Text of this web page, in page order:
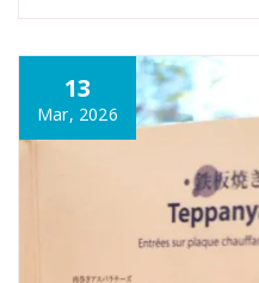
13
Mar, 2026